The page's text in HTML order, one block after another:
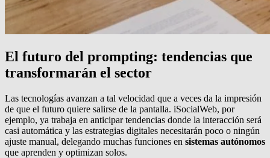
El futuro del prompting: tendencias que
transformarán el sector
Las tecnologías avanzan a tal velocidad que a veces da la impresión
de que el futuro quiere salirse de la pantalla. iSocialWeb, por
ejemplo, ya trabaja en anticipar tendencias donde la interacción será
casi automática y las estrategias digitales necesitarán poco o ningún
ajuste manual, delegando muchas funciones en sistemas autónomos
que aprenden y optimizan solos.